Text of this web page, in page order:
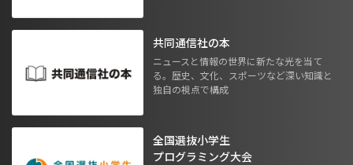
共同通信社の本
ニュースと情報の世界に新たな光を当て
る。歴史、文化、スポーツなど深い知識と
独自の視点で構成
全国選抜小学生
プログラミング大会